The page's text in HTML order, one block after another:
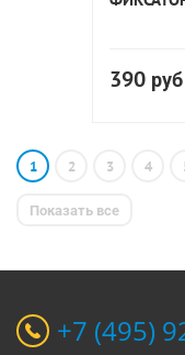
390 руб
1 2 3 4
Показать все
+7 (495)